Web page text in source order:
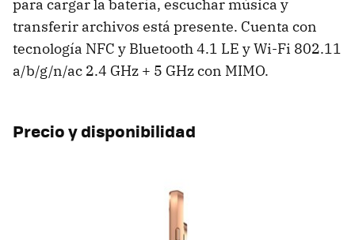
para cargar la batería, escuchar música y
transferir archivos está presente. Cuenta con
tecnología NFC y Bluetooth 4.1 LE y Wi-Fi 802.11
a/b/g/n/ac 2.4 GHz + 5 GHz con MIMO.
Precio y disponibilidad